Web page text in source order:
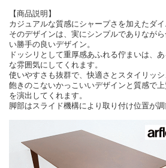
【商品説明】
カジュアルな質感にシャープさを加えたダイ
そのデザインは、実にシンプルでありなが
い勝手の良いデザイン。
ドッシリとして重厚感あふれる佇まいは、
な雰囲気にしてくれます。
使いやすさも抜群で、快適さとスタイリッシ
飽きのこないかっこいいデザインと質感で
を演出してくれます。
脚部はスライド機構により取り付け位置が調